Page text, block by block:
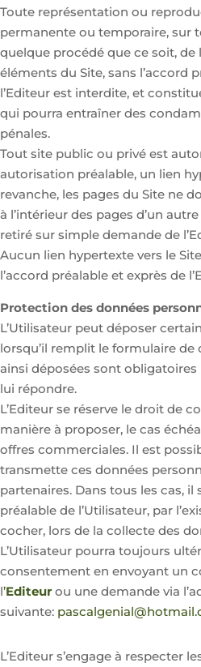
Toute représentation ou
permanente ou temporaire, sur
quelque procédé que ce soit, de
éléments du Site, sans l’accord
l’Editeur est interdite, et
qui pourra entraîner des
pénales.
Tout site public ou privé est
autorisation préalable, un lien
revanche, les pages du Site ne
à l’intérieur des pages d’un
retiré sur simple demande de
Aucun lien hypertexte vers le
l’accord préalable et exprès de
Protection des données
L’Utilisateur peut déposer
lorsqu’il remplit le formulaire de
ainsi déposées sont obligatoires
lui répondre.
L’Editeur se réserve le droit de
manière à proposer, le cas
offres commerciales. Il est
transmette ces données
partenaires. Dans tous les cas, il
préalable de l’Utilisateur, par
cocher, lors de la collecte des
L’Utilisateur pourra toujours
consentement en envoyant un
l’Editeur ou une demande via
suivante:
L’Editeur s’engage à respecter